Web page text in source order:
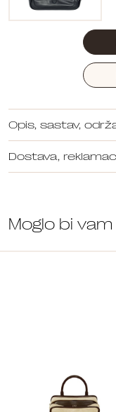
Opis, sastav,
Dostava,
Moglo bi